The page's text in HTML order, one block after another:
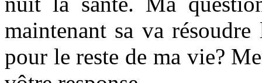
maintenant sa va
pour le reste de ma vie?